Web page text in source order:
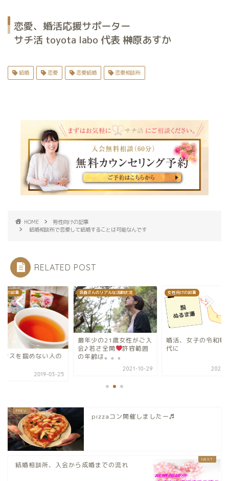
恋愛、婚活応援サポーター
サチ活 toyota labo 代表 榊原あすか
結婚 恋愛 恋愛結婚 恋愛相談所
HOME
男性向けの記事
結婚相談所で恋愛して結婚することは可能なんです
RELATED POST
けの記事
ンスを掴めない人の
2019-03-25
会員さんのリアルな活動状況
最年少の21歳女性がご入
会♪若さ全開
許容範囲
の年齢は。。。
2021-10-29
女性向けの記事
婚活、女子の令和戦
代に
2023-
pizzaコン開催しましたー♬
結婚相談所、入会から成婚までの流れ